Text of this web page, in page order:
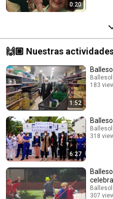
0:20
🙌🏼 Nuestras
1:52
Ballesol
183
6:27
Ballesol
318
Ballesol
307